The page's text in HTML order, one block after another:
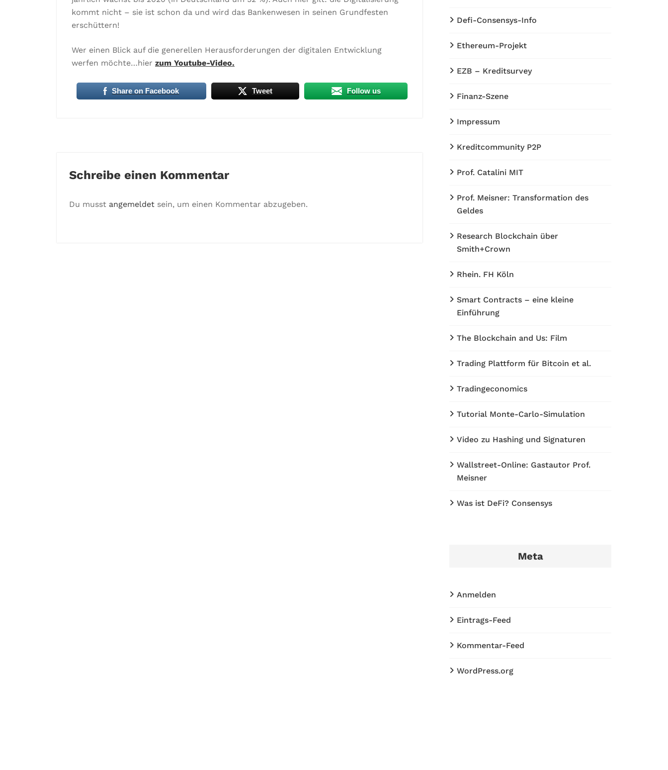
kommt nicht – sie ist schon da und wird das Bankenwesen in seinen Grundfesten
erschüttern!
Wer einen Blick auf die generellen Herausforderungen der digitalen Entwicklung
werfen möchte…hier zum Youtube-Video.
Share on Facebook Tweet Follow us
Schreibe einen Kommentar
Du musst angemeldet sein, um einen Kommentar abzugeben.
Defi-Consensys-Info
Ethereum-Projekt
EZB – Kreditsurvey
Finanz-Szene
Impressum
Kreditcommunity P2P
Prof. Catalini MIT
Prof. Meisner: Transformation des
Geldes
Research Blockchain über
Smith+Crown
Rhein. FH Köln
Smart Contracts – eine kleine
Einführung
The Blockchain and Us: Film
Trading Plattform für Bitcoin et al.
Tradingeconomics
Tutorial Monte-Carlo-Simulation
Video zu Hashing und Signaturen
Wallstreet-Online: Gastautor Prof.
Meisner
Was ist DeFi? Consensys
Meta
Anmelden
Eintrags-Feed
Kommentar-Feed
WordPress.org